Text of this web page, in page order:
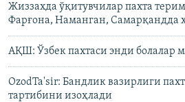
Жиззахда ўқитувчилар пахта
Фарғона, Наманган, Самарқандда
АҚШ: Ўзбек пахтаси энди болалар
OzodTa'sir: Бандлик вазирлиги
тартибини изоҳлади